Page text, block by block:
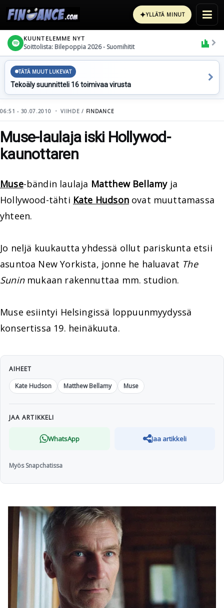
✦YLLÄTÄ MINUT
KUUNTELEMME NYT
Soittolista: Bilepoppia 2026 - Suomihitit
TÄTÄ MUUT LUKEVAT
Tekoäly suunnitteli 16 toimivaa virusta
06:51 - 30.07.2010 VIIHDE / FINDANCE
Muse-laulaja iski Hollywod-
kaunottaren
Muse-bändin laulaja Matthew Bellamyja
Hollywood-tähti Kate Hudsonovat muuttamassa
yhteen.
Jo neljä kuukautta yhdessä ollut pariskunta etsii
asuntoa New Yorkista, jonne he haluavat The
Suninmukaan rakennuttaa mm. studion.
Muse esiintyi Helsingissä loppuunmyydyssä
konsertissa 19. heinäkuuta.
AIHEET
Kate Hudson
Matthew Bellamy Muse
JAA ARTIKKELI
WhatsApp Jaa artikkeli
Myös Snapchatissa